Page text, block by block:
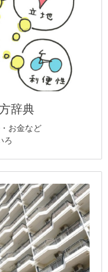
辞典
お金など
ろ